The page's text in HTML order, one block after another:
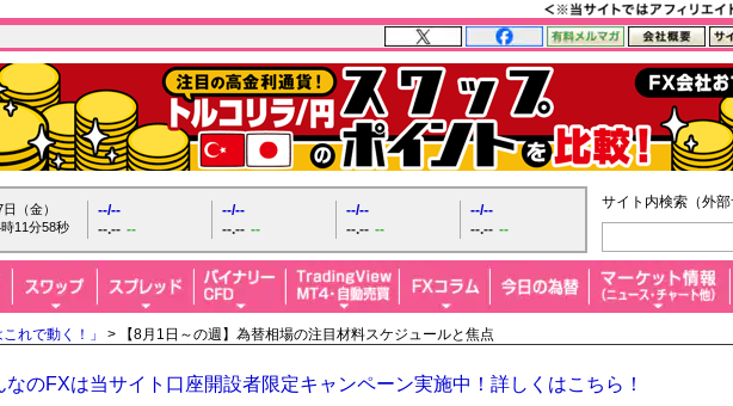
（金）
11分59秒
--/--
--.-- --
--/--
--.-- --
--/--
--.-- --
--/--
--.-- --
サイト内検索（外部
れで動く！」 > 【8月1日～の週】為替相場の注目材料スケジュールと焦点
なのFXは当サイト口座開設者限定キャンペーン実施中！詳しくはこちら！